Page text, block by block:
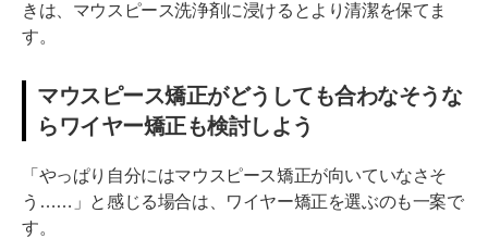
きは、マウスピース洗浄剤に浸けるとより清潔を保てま
す。
マウスピース矯正がどうしても合わなそうな
らワイヤー矯正も検討しよう
「やっぱり自分にはマウスピース矯正が向いていなさそ
う……」と感じる場合は、ワイヤー矯正を選ぶのも一案で
す。